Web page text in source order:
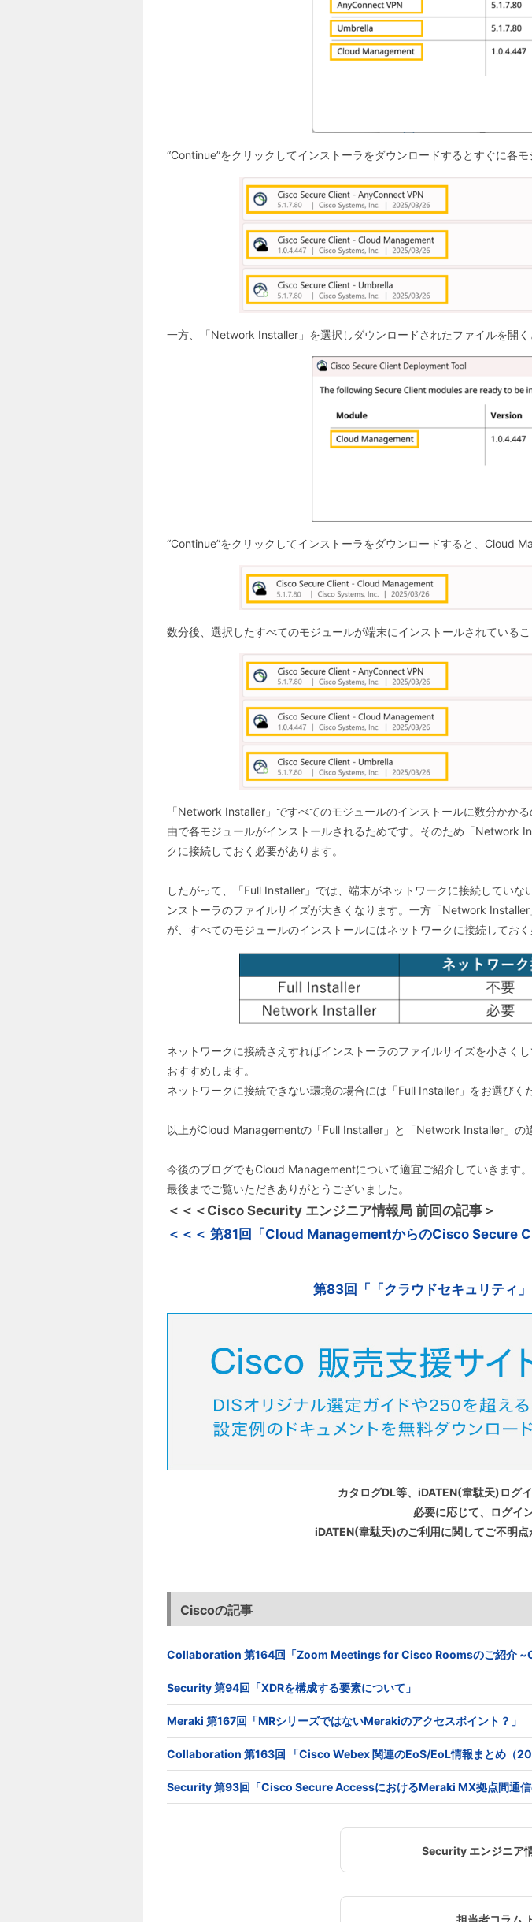
“Continue”をクリックしてインストーラをダウンロードするとすぐに各
一方、「Network Installer」を選択しダウンロードされたファイルを開
“Continue”をクリックしてインストーラをダウンロードすると、Cloud
数分後、選択したすべてのモジュールが端末にインストールされているこ
「Network Installer」ですべてのモジュールのインストールに数分かか
由で各モジュールがインストールされるためです。そのため「Network
クに接続しておく必要があります。
したがって、「Full Installer」では、端末がネットワークに接続してい
ンストーラのファイルサイズが大きくなります。一方「Network
が、すべてのモジュールのインストールにはネットワークに接続しておく
ネットワークに接続さえすればインストーラのファイルサイズを小さ
おすすめします。
ネットワークに接続できない環境の場合には「Full Installer」をお選びく
以上がCloud Managementの「Full Installer」と「Network Installer」の
今後のブログでもCloud Managementについて適宜ご紹介していきます。
最後までご覧いただきありがとうございました。
＜＜＜Cisco Security エンジニア情報局 前回の記事＞
＜＜＜ 第81回「Cloud ManagementからのCisco Secure
第83回「「クラウドセキュリティ
カタログDL等、iDATEN(韋駄天)ログ
必要に応じて、ログイ
iDATEN(韋駄天)のご利用に関してご不明
Ciscoの記事
Collaboration 第164回「Zoom Meetings for Cisco Roomsのご紹介
Security 第94回「XDRを構成する要素について」
Meraki 第167回「MRシリーズではないMerakiのアクセスポイント？」
Collaboration 第163回 「Cisco Webex 関連のEoS/EoL情報まとめ（
Security 第93回「Cisco Secure AccessにおけるMeraki MX拠点間通信
Security エンジニア
担当者コラム